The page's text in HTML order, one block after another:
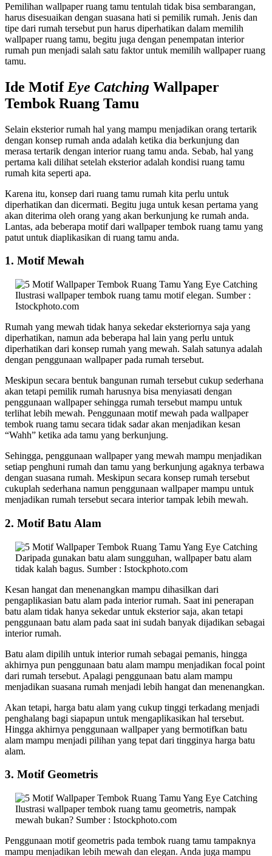
Pemilihan wallpaper ruang tamu tentulah tidak bisa sembarangan,
harus disesuaikan dengan suasana hati si pemilik rumah. Jenis dan
tipe dari rumah tersebut pun harus diperhatikan dalam memilih
wallpaper ruang tamu, begitu juga dengan penempatan interior
rumah pun menjadi salah satu faktor untuk memilih wallpaper ruang
tamu.
Ide Motif Eye Catching Wallpaper
Tembok Ruang Tamu
Selain eksterior rumah hal yang mampu menjadikan orang tertarik
dengan konsep rumah anda adalah ketika dia berkunjung dan
merasa tertarik dengan interior ruang tamu anda. Sebab, hal yang
pertama kali dilihat setelah eksterior adalah kondisi ruang tamu
rumah kita seperti apa.
Karena itu, konsep dari ruang tamu rumah kita perlu untuk
diperhatikan dan dicermati. Begitu juga untuk kesan pertama yang
akan diterima oleh orang yang akan berkunjung ke rumah anda.
Lantas, ada beberapa motif dari wallpaper tembok ruang tamu yang
patut untuk diaplikasikan di ruang tamu anda.
1. Motif Mewah
Ilustrasi wallpaper tembok ruang tamu motif elegan. Sumber :
Istockphoto.com
Rumah yang mewah tidak hanya sekedar eksteriornya saja yang
diperhatikan, namun ada beberapa hal lain yang perlu untuk
diperhatikan dari konsep rumah yang mewah. Salah satunya adalah
dengan penggunaan wallpaper pada rumah tersebut.
Meskipun secara bentuk bangunan rumah tersebut cukup sederhana
akan tetapi pemilik rumah harusnya bisa menyiasati dengan
penggunaan wallpaper sehingga rumah tersebut mampu untuk
terlihat lebih mewah. Penggunaan motif mewah pada wallpaper
tembok ruang tamu secara tidak sadar akan menjadikan kesan
“Wahh” ketika ada tamu yang berkunjung.
Sehingga, penggunaan wallpaper yang mewah mampu menjadikan
setiap penghuni rumah dan tamu yang berkunjung agaknya terbawa
dengan suasana rumah. Meskipun secara konsep rumah tersebut
cukuplah sederhana namun penggunaan wallpaper mampu untuk
menjadikan rumah tersebut secara interior tampak lebih mewah.
2. Motif Batu Alam
Daripada gunakan batu alam sungguhan, wallpaper batu alam
tidak kalah bagus. Sumber : Istockphoto.com
Kesan hangat dan menenangkan mampu dihasilkan dari
pengaplikasian batu alam pada interior rumah. Saat ini penerapan
batu alam tidak hanya sekedar untuk eksterior saja, akan tetapi
penggunaan batu alam pada saat ini sudah banyak dijadikan sebagai
interior rumah.
Batu alam dipilih untuk interior rumah sebagai pemanis, hingga
akhirnya pun penggunaan batu alam mampu menjadikan focal point
dari rumah tersebut. Apalagi penggunaan batu alam mampu
menjadikan suasana rumah menjadi lebih hangat dan menenangkan.
Akan tetapi, harga batu alam yang cukup tinggi terkadang menjadi
penghalang bagi siapapun untuk mengaplikasikan hal tersebut.
Hingga akhirnya penggunaan wallpaper yang bermotifkan batu
alam mampu menjadi pilihan yang tepat dari tingginya harga batu
alam.
3. Motif Geometris
Ilustrasi wallpaper tembok ruang tamu geometris, nampak
mewah bukan? Sumber : Istockphoto.com
Penggunaan motif geometris pada tembok ruang tamu tampaknya
mampu menjadikan lebih mewah dan elegan. Anda juga mampu